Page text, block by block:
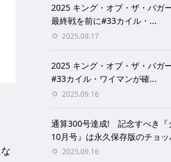
2025 キング・オブ・ザ・バガ
最終戦を前に#33カイル・...
2025.09.17
2025 キング・オブ・ザ・バガ
#33カイル・ワイマンが確...
2025.09.16
通算300号達成! 記念すべき『
10月号』は永久保存版のチョ
2025.09.16